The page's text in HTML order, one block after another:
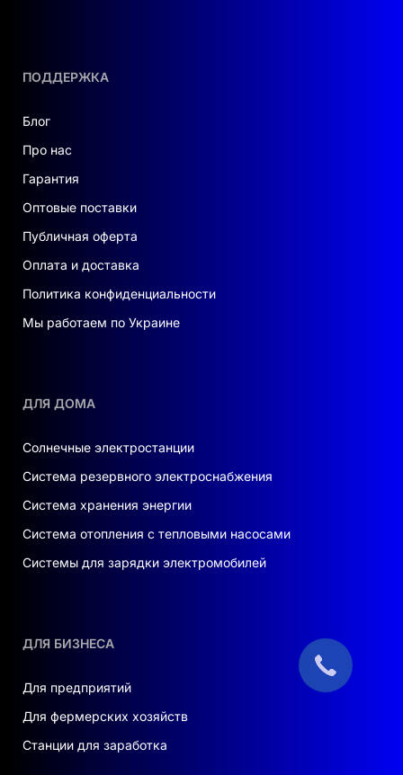
ПОДДЕРЖКА
Блог
Про нас
Гарантия
Оптовые поставки
Публичная оферта
Оплата и доставка
Политика конфиденциальности
Мы работаем по Украине
ДЛЯ ДОМА
Солнечные электростанции
Система резервного электроснабжения
Система хранения энергии
Система отопления с тепловыми насосами
Системы для зарядки электромобилей
ДЛЯ БИЗНЕСА
Для предприятий
Для фермерских хозяйств
Станции для заработка